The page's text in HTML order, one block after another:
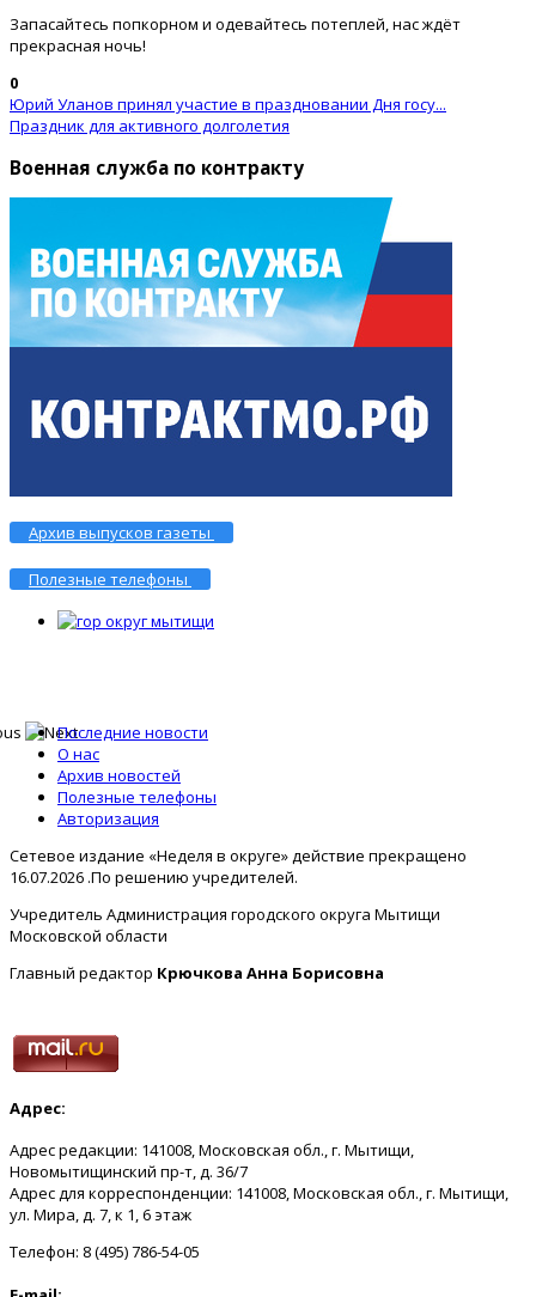
Запасайтесь попкорном и одевайтесь потеплей, нас ждёт
прекрасная ночь!
0
Юрий Уланов принял участие в праздновании Дня госу...
Праздник для активного долголетия
Военная служба по контракту
Архив выпусков газеты
Полезные телефоны
Последние новости
О нас
Архив новостей
Полезные телефоны
Авторизация
Сетевое издание «Неделя в округе» действие прекращено
16.07.2026 .По решению учредителей.
Учредитель Администрация городского округа Мытищи
Московской области
Главный редактор Крючкова Анна Борисовна
Адрес:
Адрес редакции: 141008, Московская обл., г. Мытищи,
Новомытищинский пр-т, д. 36/7
Адрес для корреспонденции: 141008, Московская обл., г. Мытищи,
ул. Мира, д. 7, к 1, 6 этаж
Телефон: 8 (495) 786-54-05